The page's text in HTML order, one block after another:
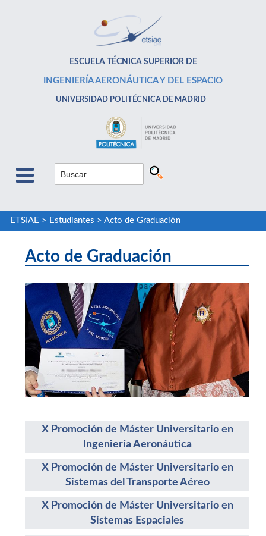
ESCUELA TÉCNICA SUPERIOR DE
INGENIERÍA AERONÁUTICA Y DEL ESPACIO
UNIVERSIDAD POLITÉCNICA DE MADRID
ETSIAE > Estudiantes > Acto de Graduación
Acto de Graduación
X Promoción de Máster Universitario en
Ingeniería Aeronáutica
X Promoción de Máster Universitario en
Sistemas del Transporte Aéreo
X Promoción de Máster Universitario en
Sistemas Espaciales